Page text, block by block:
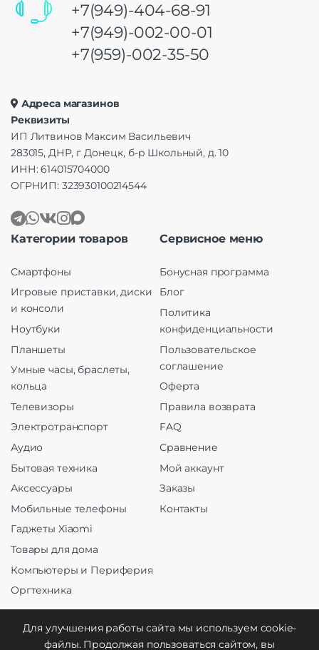
+7(949)-404-68-91
+7(949)-002-00-01
+7(959)-002-35-50
Адреса магазинов
Реквизиты
ИП Литвинов Максим Васильевич
283015, ДНР, г Донецк, б-р Школьный, д. 10
ИНН: 614015704000
ОГРНИП: 323930100214544
Категории товаров
Смартфоны
Игровые приставки, диски
и консоли
Ноутбуки
Планшеты
Умные часы, браслеты,
кольца
Телевизоры
Электротранспорт
Аудио
Бытовая техника
Аксессуары
Мобильные телефоны
Гаджеты Xiaomi
Товары для дома
Компьютеры и Периферия
Оргтехника
Сервисное меню
Бонусная программа
Блог
Политика
конфиденциальности
Пользовательское
соглашение
Оферта
Правила возврата
FAQ
Сравнение
Мой аккаунт
Заказы
Контакты
Для улучшения работы сайта мы используем cookie-
файлы. Продолжая пользоваться сайтом, вы